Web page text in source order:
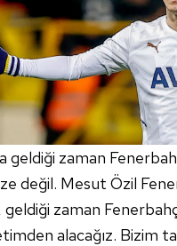
geldiği zaman
değil. Mesut Özil
zaman
alacağız. Bizim